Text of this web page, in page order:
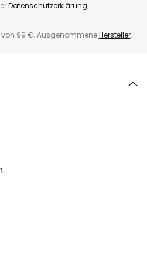
Datenschutzerklärung.
99 €. AusgenommeneHersteller.